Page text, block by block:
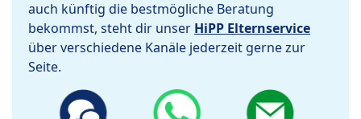
auch künftig die bestmögliche Beratung
bekommst, steht dir unser HiPP Elternservice
über verschiedene Kanäle jederzeit gerne zur
Seite.